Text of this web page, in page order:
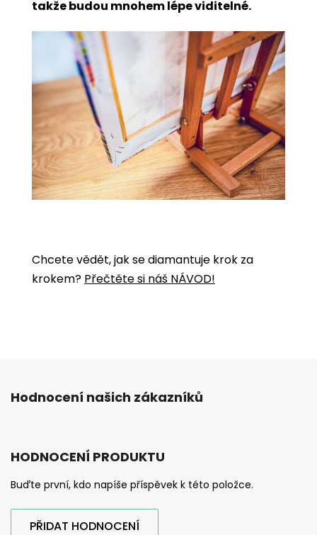
takže budou mnohem lépe viditelné.
Chcete vědět, jak se diamantuje krok za
krokem? Přečtěte si náš NÁVOD!
Hodnocení našich zákazníků
HODNOCENÍ PRODUKTU
Buďte první, kdo napíše příspěvek k této položce.
PŘIDAT HODNOCENÍ